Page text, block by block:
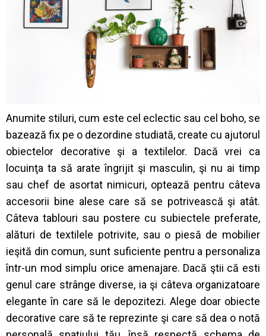
Anumite stiluri, cum este cel eclectic sau cel boho, se
bazează fix pe o dezordine studiată, create cu ajutorul
obiectelor decorative şi a textilelor. Dacă vrei ca
locuinţa ta să arate îngrijit şi masculin, şi nu ai timp
sau chef de asortat nimicuri, optează pentru câteva
accesorii bine alese care să se potrivească şi atât.
Câteva tablouri sau postere cu subiectele preferate,
alături de textilele potrivite, sau o piesă de mobilier
ieşită din comun, sunt suficiente pentru a personaliza
într-un mod simplu orice amenajare. Dacă ştii că esti
genul care strânge diverse, ia şi câteva organizatoare
elegante în care să le depozitezi. Alege doar obiecte
decorative care să te reprezinte şi care să dea o notă